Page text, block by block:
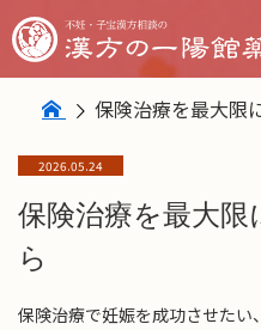
保険治療を最大限
2026.05.24
保険治療を最大
ら
保険治療で妊娠を成功させたい